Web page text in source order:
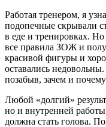
Работая тренером, я
подопечные скрывали
в еде и тренировках.
все правила ЗОЖ и
красивой фигуры и
оставались
позабыв, зачем и
Любой «долгий»
но и внутренней
должна стать голова.